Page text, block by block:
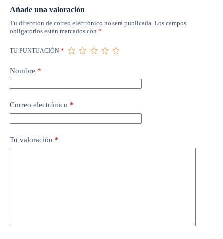
Añade una valoración
Tu dirección de correo electrónico no será publicada. Los campos
obligatorios están marcados con *
TU PUNTUACIÓN *
Nombre *
Correo electrónico *
Tu valoración *